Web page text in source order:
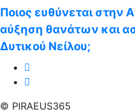
Ποιος ευθύνεται στην
αύξηση θανάτων και
Δυτικού Νείλου;
© PIRAEUS365